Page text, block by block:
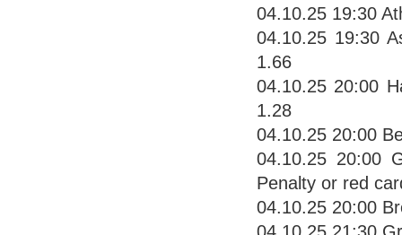
04.10.25 19:30
04.10.25 19:30
1.66
04.10.25 20:00
1.28
04.10.25 20:00
04.10.25 20:00
Penalty or red
04.10.25 20:00